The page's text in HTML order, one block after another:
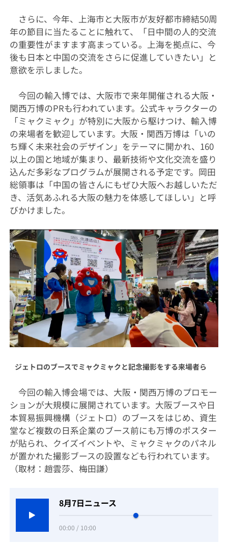
さらに、今年、上海市と大阪市が友好都市締結50周
年の節目に当たることに触れて、「日中間の人的交流
の重要性がますます高まっている。上海を拠点に、今
後も日本と中国の交流をさらに促進していきたい」と
意欲を示しました。
今回の輸入博では、大阪市で来年開催される大阪・
関西万博のPRも行われています。公式キャラクターの
「ミャクミャク」が特別に大阪から駆けつけ、輸入博
の来場者を歓迎しています。大阪・関西万博は「いの
ち輝く未来社会のデザイン」をテーマに開かれ、160
以上の国と地域が集まり、最新技術や文化交流を盛り
込んだ多彩なプログラムが展開される予定です。岡田
総領事は「中国の皆さんにもぜひ大阪へお越しいただ
き、活気あふれる大阪の魅力を体感してほしい」と呼
びかけました。
ジェトロのブースでミャクミャクと記念撮影をする来場者ら
今回の輸入博会場では、大阪・関西万博のプロモー
ションが大規模に展開されています。大阪ブースや日
本貿易振興機構（ジェトロ）のブースをはじめ、資生
堂など複数の日系企業のブース前にも万博のポスター
が貼られ、クイズイベントや、ミャクミャクのパネル
が置かれた撮影ブースの設置なども行われています。
（取材：趙雲莎、梅田謙）
8月7日ニュース
00:00 / 10:00